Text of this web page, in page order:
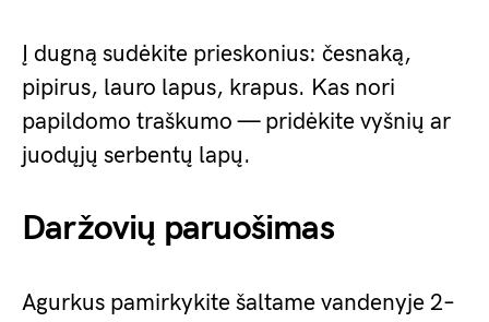
Į dugną sudėkite prieskonius: česnaką,
pipirus, lauro lapus, krapus. Kas nori
papildomo traškumo — pridėkite vyšnių ar
juodųjų serbentų lapų.
Daržovių paruošimas
Agurkus pamirkykite šaltame vandenyje 2–